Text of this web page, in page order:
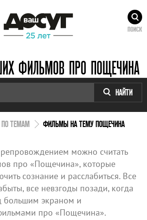
ПОИСК
ФИЛЬМОВ ПРО ПОЩЕЧИНА
НАЙТИ
ПО ТЕМАМ ФИЛЬМЫ НА ТЕМУ ПОЩЕЧИНА
можно считать
про «Пощечина», которые
сознание и расслабиться. Все
все невзгоды позади, когда
большим экраном и
про «Пощечина».